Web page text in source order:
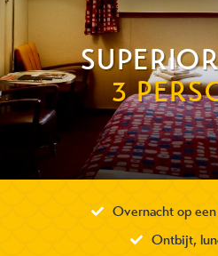
3
Overnacht op
Ontbijt,